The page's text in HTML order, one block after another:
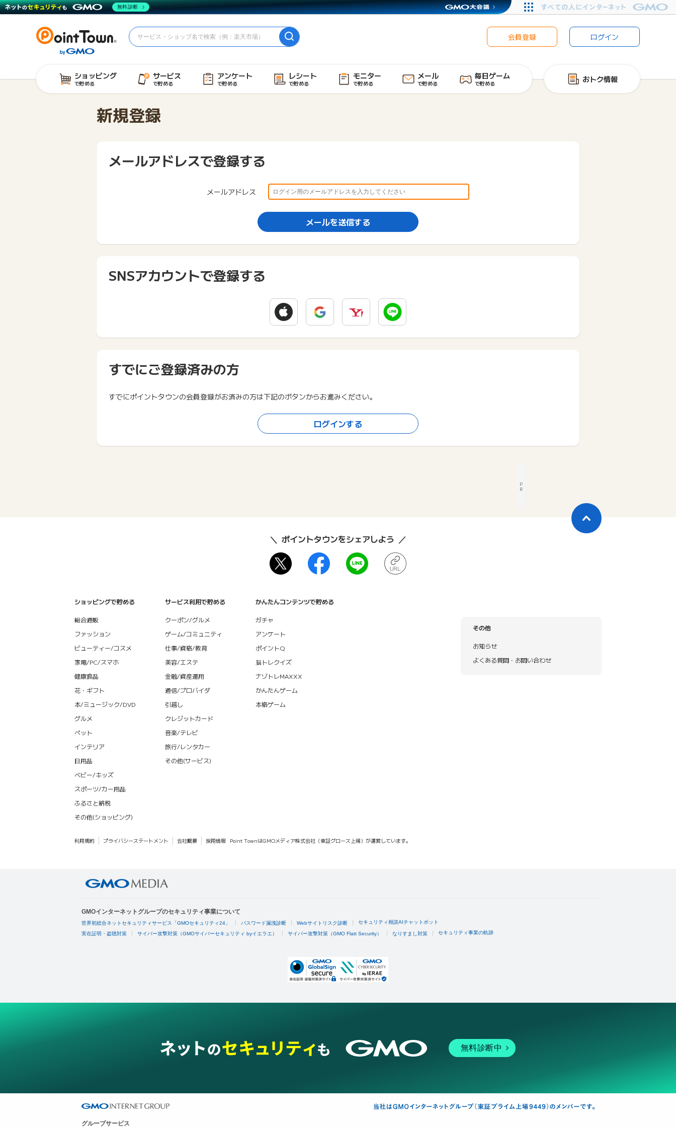
会員登録 ログイン
ショッピング
で貯める
サービス
で貯める
アンケート
で貯める
レシート
で貯める
モニター
で貯める
メール
で貯める
毎日ゲーム
で貯める おトク情報
新規登録
メールアドレスで登録する
メールアドレス
メールを送信する
SNSアカウントで登録する
すでにご登録済みの方
すでにポイントタウンの会員登録がお済みの方は下記のボタンからお進みください。
ログインする
P
R
ポイントタウンをシェアしよう
ショッピングで貯める
総合通販
ファッション
ビューティー/コスメ
家電/PC/スマホ
健康食品
花・ギフト
本/ミュージック/DVD
グルメ
ペット
インテリア
日用品
ベビー/キッズ
スポーツ/カー用品
ふるさと納税
その他(ショッピング)
サービス利用で貯める
クーポン/グルメ
ゲーム/コミュニティ
仕事/資格/教育
美容/エステ
金融/資産運用
通信/プロバイダ
引越し
クレジットカード
音楽/テレビ
旅行/レンタカー
その他(サービス)
かんたんコンテンツで貯める
ガチャ
アンケート
ポイントQ
脳トレクイズ
ナゾトレMAXXX
かんたんゲーム
本格ゲーム
その他
お知らせ
よくある質問・お問い合わせ
利用規約 プライバシーステートメント 会社概要 採用情報 Point TownはGMOメディア株式会社（東証グロース上場）が運営しています。
GMOインターネットグループのセキュリティ事業について
世界初総合ネットセキュリティサービス「GMOセキュリティ24」 パスワード漏洩診断 Webサイトリスク診断 セキュリティ相談AIチャットボット
実在証明・盗聴対策 サイバー攻撃対策（GMOサイバーセキュリティ byイエラエ） サイバー攻撃対策（GMO Flatt Security） なりすまし対策 セキュリティ事業の軌跡
無料診断中
グループサービス
無料診断